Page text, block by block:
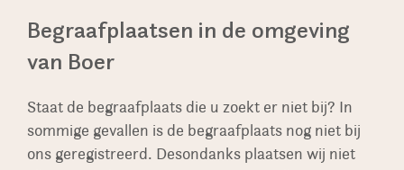
voorraad waardoor de levertijd nog korter kan
zijn.
Begraafplaatsen in de omgeving
van Boer
Staat de begraafplaats die u zoekt er niet bij? In
sommige gevallen is de begraafplaats nog niet bij
ons geregistreerd. Desondanks plaatsen wij niet